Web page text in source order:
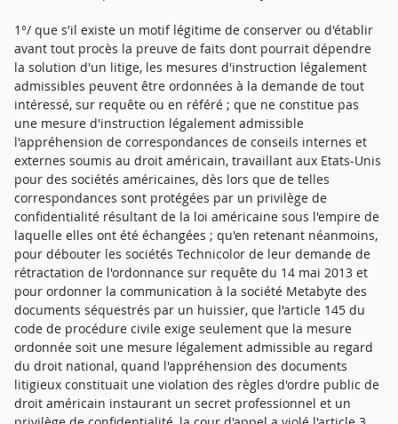
1°/ que s'il existe un motif légitime de conserver ou d'établir
avant tout procès la preuve de faits dont pourrait dépendre
la solution d'un litige, les mesures d'instruction légalement
admissibles peuvent être ordonnées à la demande de tout
intéressé, sur requête ou en référé ; que ne constitue pas
une mesure d'instruction légalement admissible
l'appréhension de correspondances de conseils internes et
externes soumis au droit américain, travaillant aux Etats-Unis
pour des sociétés américaines, dès lors que de telles
correspondances sont protégées par un privilège de
confidentialité résultant de la loi américaine sous l'empire de
laquelle elles ont été échangées ; qu'en retenant néanmoins,
pour débouter les sociétés Technicolor de leur demande de
rétractation de l'ordonnance sur requête du 14 mai 2013 et
pour ordonner la communication à la société Metabyte des
documents séquestrés par un huissier, que l'article 145 du
code de procédure civile exige seulement que la mesure
ordonnée soit une mesure légalement admissible au regard
du droit national, quand l'appréhension des documents
litigieux constituait une violation des règles d'ordre public de
droit américain instaurant un secret professionnel et un